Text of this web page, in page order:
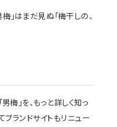
」はまだ見ぬ「梅干しの、
梅」を、もっと詳しく知っ
ランドサイトもリニュー